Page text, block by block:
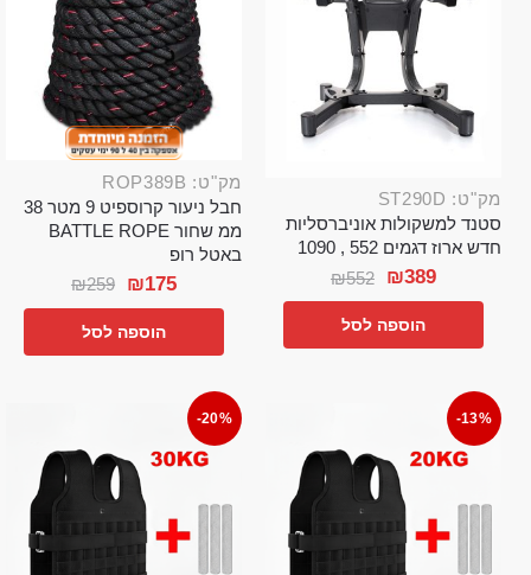
מק"ט: ST290D
סטנד למשקולות אוניברסליות
חדש ארוז דגמים 552 , 1090
₪552 ₪389
הוספה לסל
מק"ט: ROP389B
חבל ניעור קרוספיט 9 מטר 38
ממ שחור BATTLE ROPE
באטל רופ
₪259 ₪175
הוספה לסל
-13%
-20%